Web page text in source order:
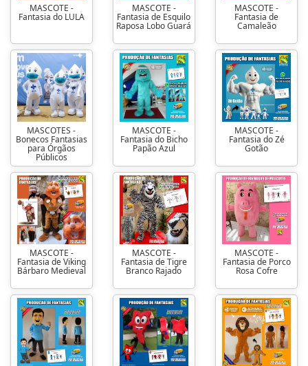
MASCOTE -
Fantasia do LULA
MASCOTE -
Fantasia de Esquilo
Raposa Lobo Guará
MASCOTE -
Fantasia de
Camaleão
MASCOTES -
Bonecos Fantasias
para Órgãos
Públicos
MASCOTE -
Fantasia do Bicho
Papão Azul
MASCOTE -
Fantasia do Zé
Gotão
MASCOTE -
Fantasia de Viking
Bárbaro Medieval
MASCOTE -
Fantasia de Tigre
Branco Rajado
MASCOTE -
Fantasia de Porco
Rosa Cofre